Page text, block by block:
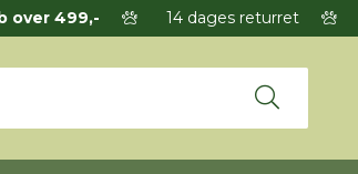
over 499,- 14 dages returret